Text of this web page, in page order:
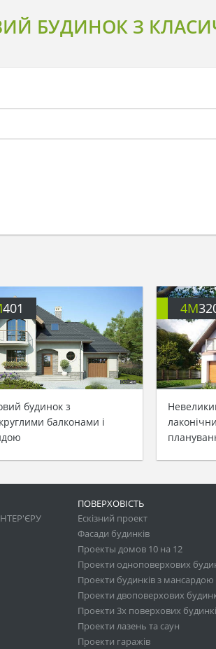
БУДИНОК З
401
будинок з
балконами і
4M
ПОВЕРХОВІСТЬ
Ескізний проект
Фасади будинків
Проекты домов 10 на 12
Проекти одноповерхових
Проекти будинків з мансардою
Проекти двоповерхових
Проекти 3х поверхових
Проекти лазень та саун
Проекти гаражів